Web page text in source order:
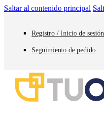
Saltar al contenido principal
Registro / Inicio de sesión
Seguimiento de pedido